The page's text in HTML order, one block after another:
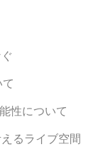
性について
るライブ空間